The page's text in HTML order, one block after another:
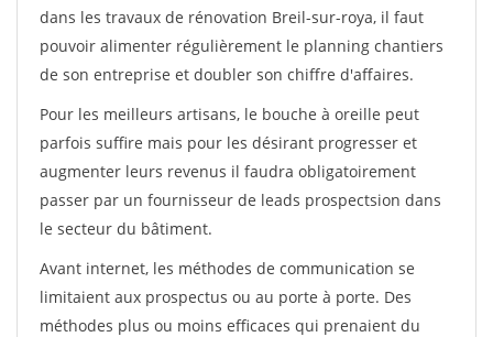
dans les travaux de rénovation Breil-sur-roya, il faut
pouvoir alimenter régulièrement le planning chantiers
de son entreprise et doubler son chiffre d'affaires.
Pour les meilleurs artisans, le bouche à oreille peut
parfois suffire mais pour les désirant progresser et
augmenter leurs revenus il faudra obligatoirement
passer par un fournisseur de leads prospectsion dans
le secteur du bâtiment.
Avant internet, les méthodes de communication se
limitaient aux prospectus ou au porte à porte. Des
méthodes plus ou moins efficaces qui prenaient du